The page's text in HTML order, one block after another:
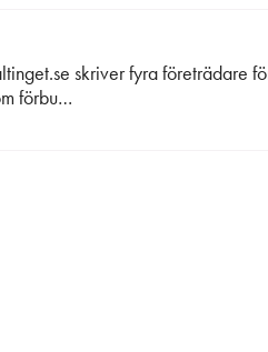
skriver fyra företrädare
förbu…